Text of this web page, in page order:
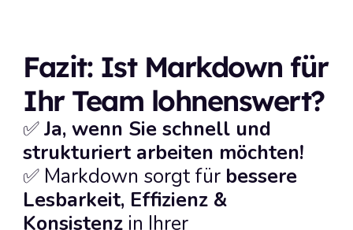
Fazit: Ist Markdown für
Ihr Team lohnenswert?
✅ Ja, wenn Sie schnell und
strukturiert arbeiten möchten!
✅ Markdown sorgt für bessere
Lesbarkeit, Effizienz &
Konsistenz in Ihrer